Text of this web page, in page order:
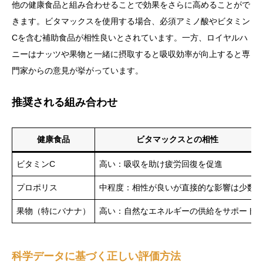
他の健康食品と組み合わせることで効果をさらに高めることがで
きます。ビタマックスを使用する場合、必須アミノ酸やビタミン
Cを含む補助食品が相性良いとされています。一方、ロイヤルハ
ニーはナッツや果物と一緒に摂取すると吸収効率が向上すると専
門家からの意見が挙がっています。
推奨される組み合わせ
健康食品 ビタマックスとの相性
ビタミンC 高い：吸収を助け疲労回復を促進
プロポリス 中程度：相性が良いが直接的な影響は少数
果物（特にバナナ） 高い：自然なエネルギーの供給をサポート
科学データに基づく正しい評価方法